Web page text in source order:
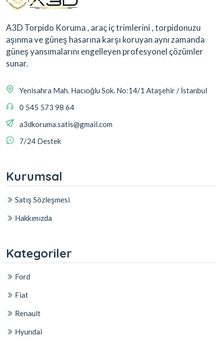
A3D Torpido Koruma , araç iç trimlerini , torpidonuzu
aşınma ve güneş hasarına karşı koruyan aynı zamanda
güneş yansımalarını engelleyen profesyonel çözümler
sunar.
Yenisahra Mah. Hacıoğlu Sok. No:14/1 Ataşehir / İstanbul
0 545 573 98 64
a3dkoruma.satis@gmail.com
7/24 Destek
Kurumsal
Satış Sözleşmesi
Hakkımızda
Kategoriler
Ford
Fiat
Renault
Hyundai